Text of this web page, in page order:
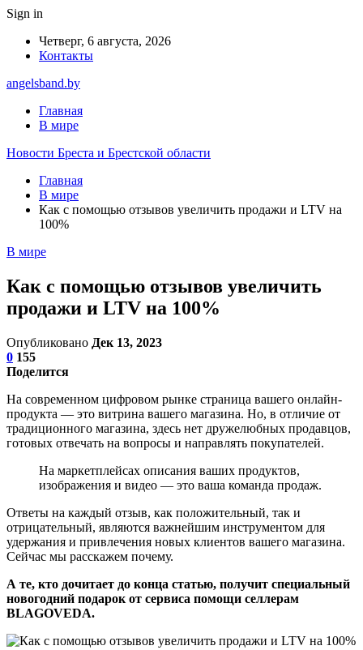
Sign in
Четверг, 6 августа, 2026
Контакты
angelsband.by
Главная
В мире
Новости Бреста и Брестской области
Главная
В мире
Как с помощью отзывов увеличить продажи и LTV на
100%
В мире
Как с помощью отзывов увеличить
продажи и LTV на 100%
Опубликовано Дек 13, 2023
0 155
Поделится
На современном цифровом рынке страница вашего онлайн-
продукта — это витрина вашего магазина. Но, в отличие от
традиционного магазина, здесь нет дружелюбных продавцов,
готовых отвечать на вопросы и направлять покупателей.
На маркетплейсах описания ваших продуктов,
изображения и видео — это ваша команда продаж.
Ответы на каждый отзыв, как положительный, так и
отрицательный, являются важнейшим инструментом для
удержания и привлечения новых клиентов вашего магазина.
Сейчас мы расскажем почему.
А те, кто дочитает до конца статью, получит специальный
новогодний подарок от сервиса помощи селлерам
BLAGOVEDA.